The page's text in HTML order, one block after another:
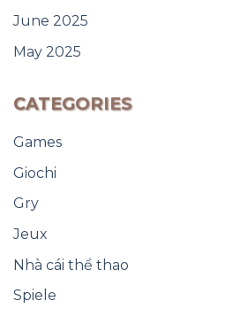
June 2025
May 2025
CATEGORIES
Games
Giochi
Gry
Jeux
Nhà cái thể thao
Spiele